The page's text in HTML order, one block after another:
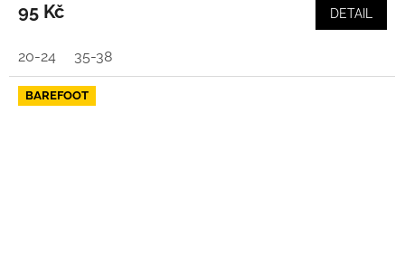
95 Kč DETAIL
20-24 35-38
BAREFOOT